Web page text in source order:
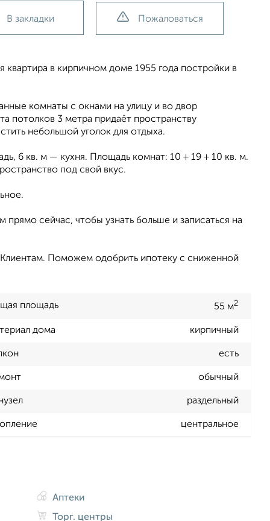
В закладки Пожаловаться
в кирпичном доме 1955 года постройки в
комнаты с окнами на улицу и во двор
потолков 3 метра придаёт пространству
небольшой уголок для отдыха.
6 кв. м — кухня. Площадь комнат: 10 + 19 + 10 кв. м.
под свой вкус.
сейчас, чтобы узнать больше и записаться на
Поможем одобрить ипотеку с сниженной
площадь 55 м2
дома кирпичный
есть
обычный
раздельный
центральное
Аптеки
Торг. центры